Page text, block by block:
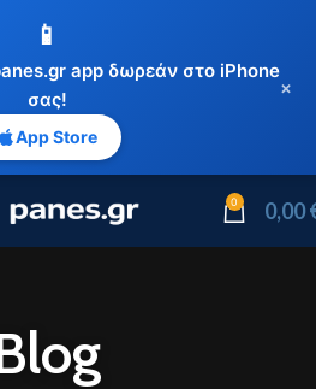
📱
app δωρεάν στο iPhone
σας!
App Store
×
0 0,00